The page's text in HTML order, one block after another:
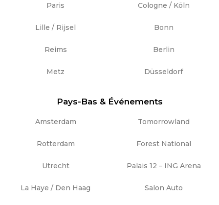
Paris
Lille / Rijsel
Reims
Metz
Cologne / Köln
Bonn
Berlin
Düsseldorf
Pays-Bas & Événements
Amsterdam
Rotterdam
Utrecht
La Haye / Den Haag
Tomorrowland
Forest National
Palais 12 – ING Arena
Salon Auto